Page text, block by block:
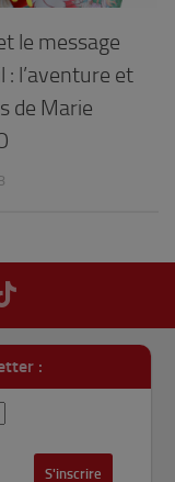
le message
: l’aventure et
de Marie
: